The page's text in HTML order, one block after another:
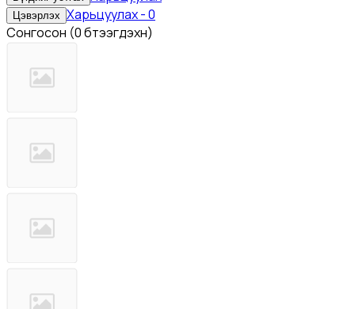
Цэвэрлэх Харьцуулах-0
Сонгосон (0 бүтээгдэхүүн)